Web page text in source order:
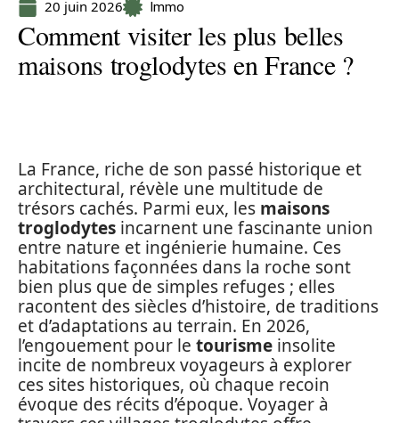
20 juin 2026 Immo
Comment visiter les plus belles
maisons troglodytes en France ?
La France, riche de son passé historique et
architectural, révèle une multitude de
trésors cachés. Parmi eux, les maisons
troglodytes incarnent une fascinante union
entre nature et ingénierie humaine. Ces
habitations façonnées dans la roche sont
bien plus que de simples refuges ; elles
racontent des siècles d’histoire, de traditions
et d’adaptations au terrain. En 2026,
l’engouement pour le tourisme insolite
incite de nombreux voyageurs à explorer
ces sites historiques, où chaque recoin
évoque des récits d’époque. Voyager à